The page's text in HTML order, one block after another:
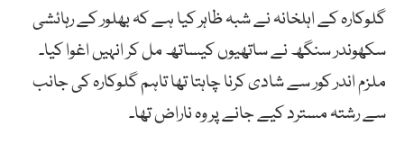
گلوکارہ کے اہلخانہ نے شبہ ظاہر کیا ہے کہ بھلور کے رہائشی
سکھوندر سنگھ نے ساتھیوں کیساتھ مل کر انہیں اغوا کیا۔
ملزم اندر کور سے شادی کرنا چاہتا تھا تاہم گلوکارہ کی جانب
سے رشتہ مسترد کیے جانے پر وہ ناراض تھا۔